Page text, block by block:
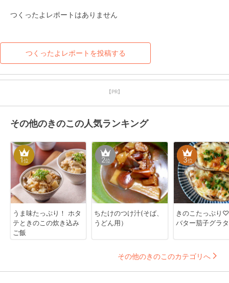
つくったよレポートはありません
つくったよレポートを投稿する
【PR】
その他のきのこの人気ランキング
1位
うま味たっぷり！ ホタ
テときのこの炊き込み
ご飯
2位
ちたけのつけ汁(そば、
うどん用）
3位
きのこたっぷり
バター茄子グラ
その他のきのこのカテゴリへ